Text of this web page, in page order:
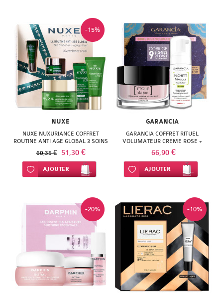
-15%
NUXE
NUXE NUXURIANCE COFFRET
ROUTINE ANTI AGE GLOBAL 3 SOINS
60,35 € 51,30 €
Ajouter à ma liste d’envie
AJOUTER
GARANCIA
GARANCIA COFFRET RITUEL
VOLUMATEUR CREME ROSE +
PSCHITT MAGIQUE
66,90 €
Ajouter à ma liste d’envie
AJOUTER
-20% -10%